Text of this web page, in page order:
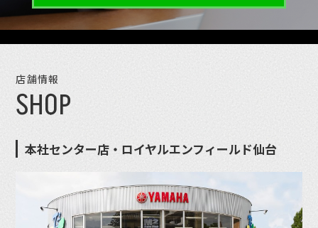
店舗情報
SHOP
本社センター店・ロイヤルエンフィールド仙台